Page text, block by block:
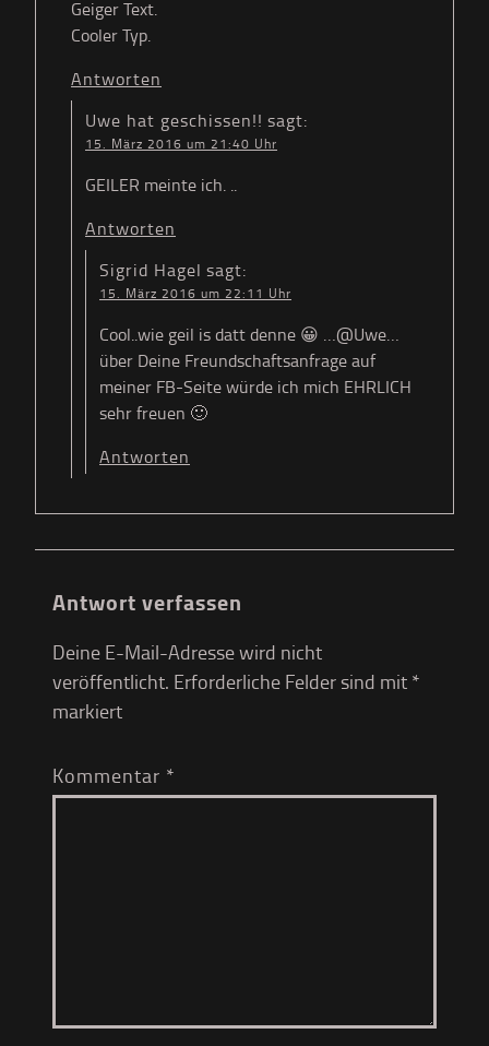
Geiger Text.
Cooler Typ.
Antworten
Uwe hat geschissen!! sagt:
15. März 2016 um 21:40 Uhr
GEILER meinte ich. ..
Antworten
Sigrid Hagel sagt:
15. März 2016 um 22:11 Uhr
Cool..wie geil is datt denne 😀 …@Uwe…
über Deine Freundschaftsanfrage auf
meiner FB-Seite würde ich mich EHRLICH
sehr freuen 🙂
Antworten
Antwort verfassen
Deine E-Mail-Adresse wird nicht
veröffentlicht. Erforderliche Felder sind mit *
markiert
Kommentar *